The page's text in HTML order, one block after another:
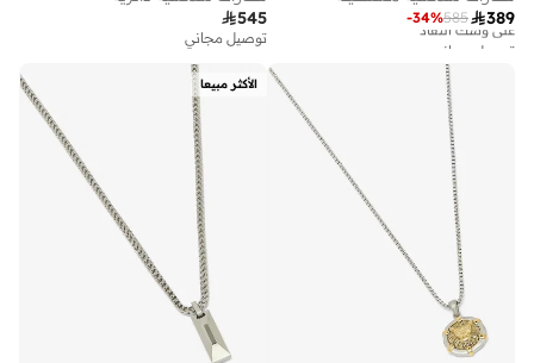
389
585
-34%
توصيل مجاني
على وشك النفاد
توصيل مجاني
على وشك النفاد
545
توصيل مجاني
الأكثر مبيعا